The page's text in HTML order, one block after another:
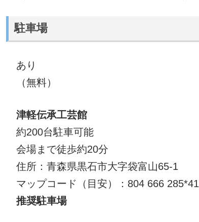
駐車場
あり
（無料）
津軽伝承工芸館
約200台駐車可能
会場まで徒歩約20分
住所：青森県黒石市大字袋富山65-1
マップコード（目安）：804 666 285*41
推奨駐車場